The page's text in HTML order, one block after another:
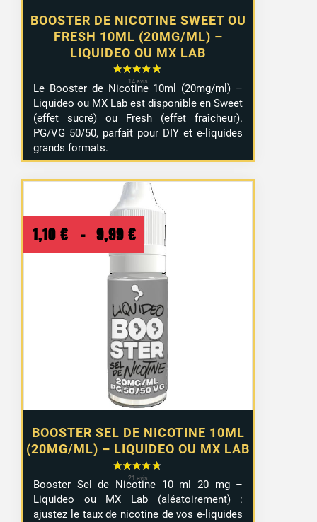
BOOSTER DE NICOTINE SWEET OU
FRESH 10ML (20MG/ML) –
LIQUIDEO OU MX LAB
Le Booster de Nicotine 10ml (20mg/ml) –
Liquideo ou MX Lab est disponible en Sweet
(effet sucré) ou Fresh (effet fraîcheur).
PG/VG 50/50, parfait pour DIY et e-liquides
grands formats.
BOOSTER SEL DE NICOTINE 10ML
(20MG/ML) – LIQUIDEO OU MX LAB
1,10 € – 9,99 €
Plage
de
prix :
1,10 €
à
9,99 €
Booster Sel de Nicotine 10 ml 20 mg –
Liquideo ou MX Lab (aléatoirement) :
ajustez le taux de nicotine de vos e-liquides